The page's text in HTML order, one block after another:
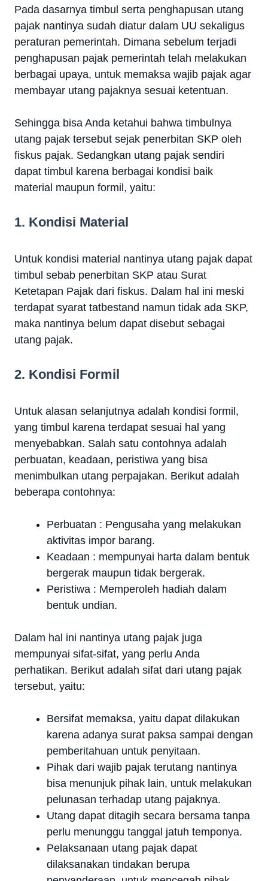
Pada dasarnya timbul serta penghapusan utang
pajak nantinya sudah diatur dalam UU sekaligus
peraturan pemerintah. Dimana sebelum terjadi
penghapusan pajak pemerintah telah melakukan
berbagai upaya, untuk memaksa wajib pajak agar
membayar utang pajaknya sesuai ketentuan.
Sehingga bisa Anda ketahui bahwa timbulnya
utang pajak tersebut sejak penerbitan SKP oleh
fiskus pajak. Sedangkan utang pajak sendiri
dapat timbul karena berbagai kondisi baik
material maupun formil, yaitu:
1. Kondisi Material
Untuk kondisi material nantinya utang pajak dapat
timbul sebab penerbitan SKP atau Surat
Ketetapan Pajak dari fiskus. Dalam hal ini meski
terdapat syarat tatbestand namun tidak ada SKP,
maka nantinya belum dapat disebut sebagai
utang pajak.
2. Kondisi Formil
Untuk alasan selanjutnya adalah kondisi formil,
yang timbul karena terdapat sesuai hal yang
menyebabkan. Salah satu contohnya adalah
perbuatan, keadaan, peristiwa yang bisa
menimbulkan utang perpajakan. Berikut adalah
beberapa contohnya:
Perbuatan : Pengusaha yang melakukan
aktivitas impor barang.
Keadaan : mempunyai harta dalam bentuk
bergerak maupun tidak bergerak.
Peristiwa : Memperoleh hadiah dalam
bentuk undian.
Dalam hal ini nantinya utang pajak juga
mempunyai sifat-sifat, yang perlu Anda
perhatikan. Berikut adalah sifat dari utang pajak
tersebut, yaitu:
Bersifat memaksa, yaitu dapat dilakukan
karena adanya surat paksa sampai dengan
pemberitahuan untuk penyitaan.
Pihak dari wajib pajak terutang nantinya
bisa menunjuk pihak lain, untuk melakukan
pelunasan terhadap utang pajaknya.
Utang dapat ditagih secara bersama tanpa
perlu menunggu tanggal jatuh temponya.
Pelaksanaan utang pajak dapat
dilaksanakan tindakan berupa